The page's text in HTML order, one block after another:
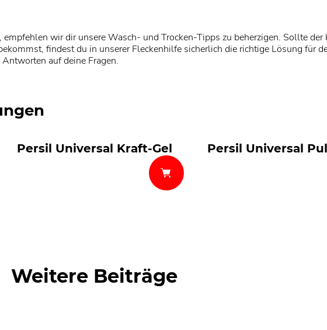
wir dir unsere Wasch- und Trocken-Tipps zu beherzigen. Sollte der
findest du in unserer Fleckenhilfe sicherlich die richtige Lösung für
auf deine Fragen.
Persil Universal Kraft-Gel Persil Universal
Weitere Beiträge